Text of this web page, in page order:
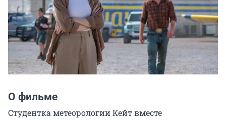
О фильме
Студентка метеорологии Кейт вместе